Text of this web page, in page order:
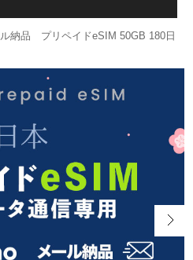
納品 プリペイドeSIM 50GB 180日